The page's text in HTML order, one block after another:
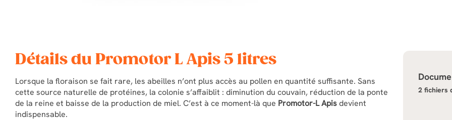
Détails du Promotor L Apis 5 litres
Lorsque la floraison se fait rare, les abeilles n’ont plus accès au pollen en quantité suffisante. Sans
cette source naturelle de protéines, la colonie s’affaiblit : diminution du couvain, réduction de la ponte
de la reine et baisse de la production de miel. C’est à ce moment-là que Promotor-L Apisdevient
indispensable.
2 fichiers